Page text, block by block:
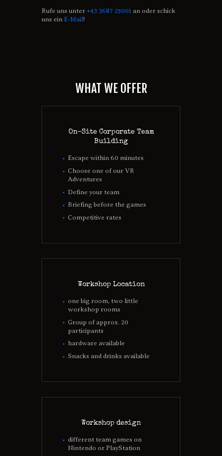
Rufe uns unter +43 3687 25001 an oder schick
uns ein E-Mail!
WHAT WE OFFER
On-Site Corporate Team
Building
Escape within 60 minutes
Choose one of our VR
Adventures
Define your team
Briefing before the games
Competitive rates
Workshop Location
one big room, two little
workshop rooms
Group of approx. 20
participants
hardware available
Snacks and drinks available
Workshop design
different team games on
Nintendo or PlayStation